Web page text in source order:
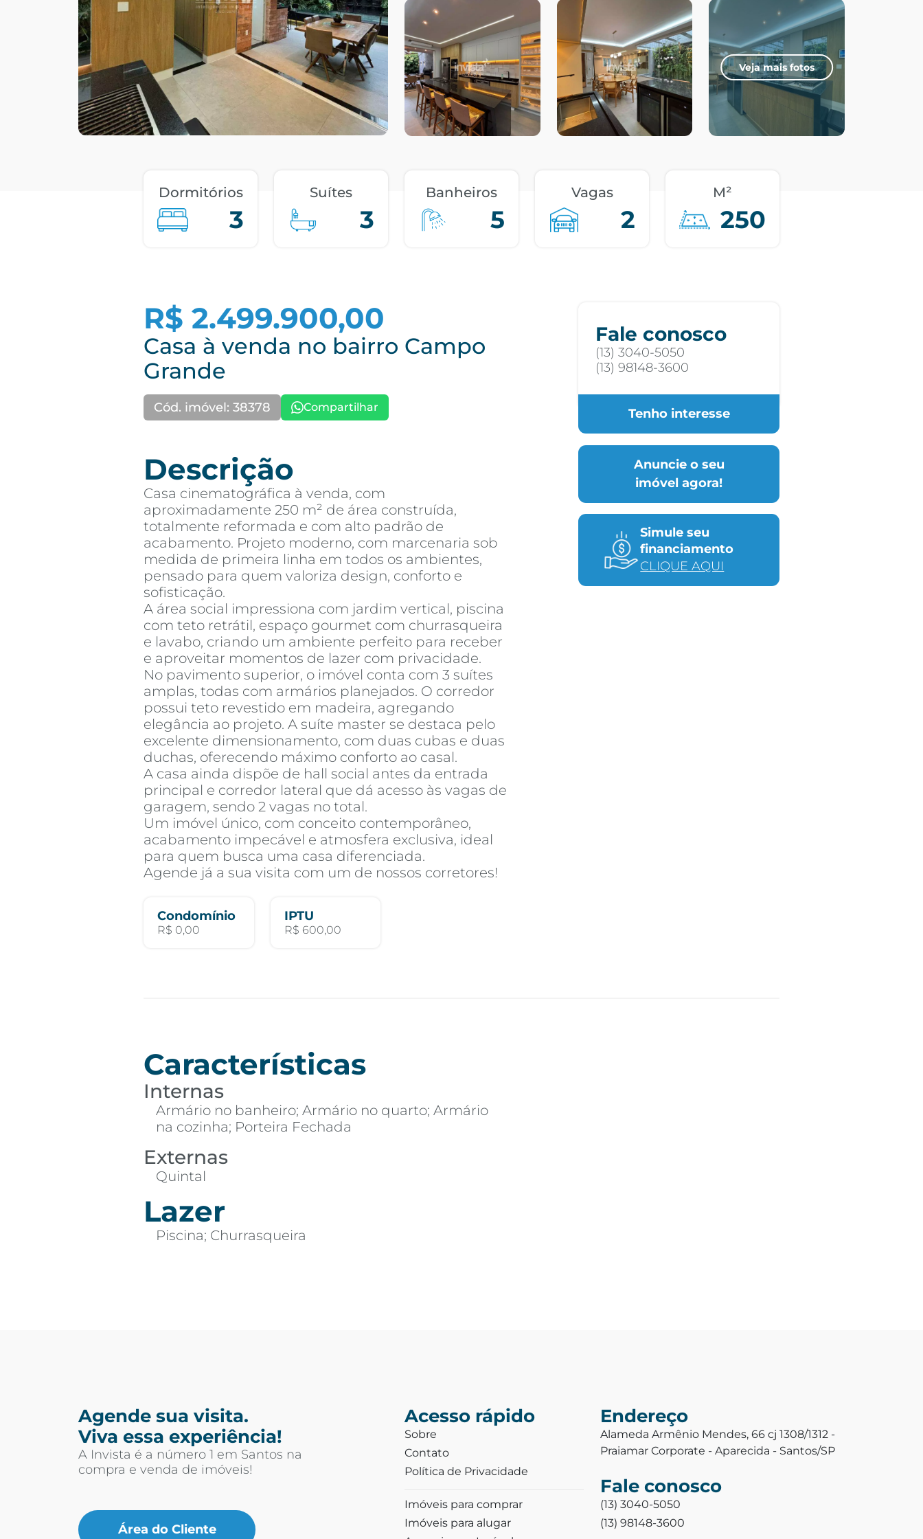
Veja mais fotos
Dormitórios
3
Suítes
3
Banheiros
5
Vagas
2
M²
250
R$ 2.499.900,00
Casa à venda no bairro Campo
Grande
Cód. imóvel: 38378 Compartilhar
Descrição
Casa cinematográfica à venda, com
aproximadamente 250 m² de área construída,
totalmente reformada e com alto padrão de
acabamento. Projeto moderno, com marcenaria sob
medida de primeira linha em todos os ambientes,
pensado para quem valoriza design, conforto e
sofisticação.
A área social impressiona com jardim vertical, piscina
com teto retrátil, espaço gourmet com churrasqueira
e lavabo, criando um ambiente perfeito para receber
e aproveitar momentos de lazer com privacidade.
No pavimento superior, o imóvel conta com 3 suítes
amplas, todas com armários planejados. O corredor
possui teto revestido em madeira, agregando
elegância ao projeto. A suíte master se destaca pelo
excelente dimensionamento, com duas cubas e duas
duchas, oferecendo máximo conforto ao casal.
A casa ainda dispõe de hall social antes da entrada
principal e corredor lateral que dá acesso às vagas de
garagem, sendo 2 vagas no total.
Um imóvel único, com conceito contemporâneo,
acabamento impecável e atmosfera exclusiva, ideal
para quem busca uma casa diferenciada.
Agende já a sua visita com um de nossos corretores!
Condomínio
R$ 0,00
IPTU
R$ 600,00
Fale conosco
(13) 3040-5050
(13) 98148-3600
Tenho interesse
Anuncie o seu
imóvel agora!
Simule seu
financiamento
CLIQUE AQUI
Características
Internas
Armário no banheiro; Armário no quarto; Armário
na cozinha; Porteira Fechada
Externas
Quintal
Lazer
Piscina; Churrasqueira
Agende sua visita.
Viva essa experiência!
A Invista é a número 1 em Santos na
compra e venda de imóveis!
Área do Cliente
Acesso rápido
Sobre
Contato
Política de Privacidade
Imóveis para comprar
Imóveis para alugar
Endereço
Alameda Armênio Mendes, 66 cj 1308/1312 -
Praiamar Corporate - Aparecida - Santos/SP
Fale conosco
(13) 3040-5050
(13) 98148-3600